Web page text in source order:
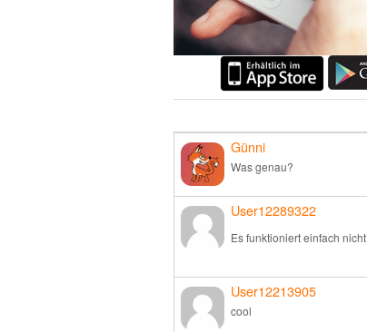
Günni
Was genau?
User12289322
Es funktioniert einfach nicht
User12213905
cool